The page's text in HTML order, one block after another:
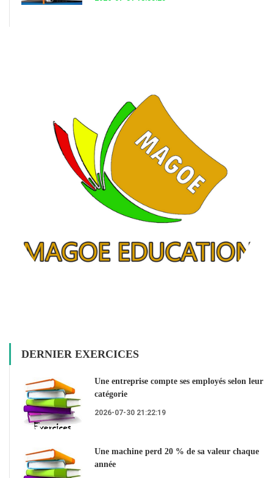
DERNIER EXERCICES
Une entreprise compte ses employés selon leur
catégorie
2026-07-30 21:22:19
Une machine perd 20 % de sa valeur chaque
année